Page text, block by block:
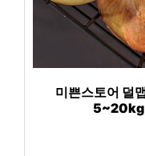
미쁜스토어 덜